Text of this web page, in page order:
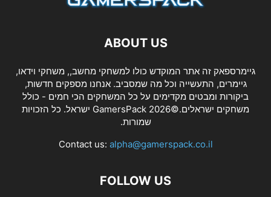
ABOUT US
גיימרספאק זה אתר המוקדש כולו למשחקי מחשב,, משחקי וידאו,
גיימרים, התעשייה וכל מה שמסביב. אנחנו מספקים חדשות,
ביקורות ומבטים מקדימים על כל המשחקים הכי חמים - כולל
משחקים ישראלים.©2026 GamersPack ישראל. כל הזכויות
שמורות.
Contact us: alpha@gamerspack.co.il
FOLLOW US